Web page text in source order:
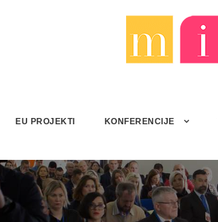
EU PROJEKTI KONFERENCIJE